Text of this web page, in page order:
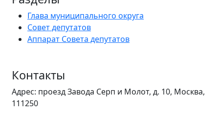
Глава муниципального округа
Совет депутатов
Аппарат Совета депутатов
Контакты
Адрес: проезд Завода Серп и Молот, д. 10, Москва,
111250